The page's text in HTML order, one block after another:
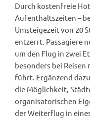
Durch kostenfreie
Aufenthaltszeiten –
Umsteigezeit von 20
entzerrt. Passagiere
um den Flug in zwei
besonders bei
führt. Ergänzend
die Möglichkeit,
organisatorischen
der Weiterflug in